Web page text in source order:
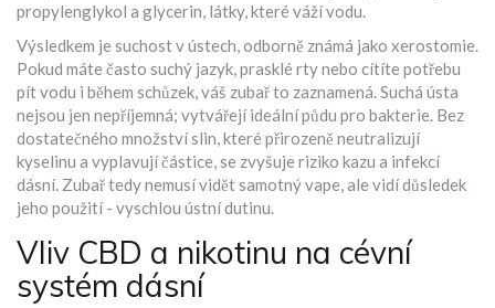
propylenglykol a glycerin, látky, které váží vodu.
Výsledkem je suchost v ústech, odborně známá jako xerostomie.
Pokud máte často suchý jazyk, prasklé rty nebo cítíte potřebu
pít vodu i během schůzek, váš zubař to zaznamená. Suchá ústa
nejsou jen nepříjemná; vytvářejí ideální půdu pro bakterie. Bez
dostatečného množství slin, které přirozeně neutralizují
kyselinu a vyplavují částice, se zvyšuje riziko kazu a infekcí
dásní. Zubař tedy nemusí vidět samotný vape, ale vidí důsledek
jeho použití - vyschlou ústní dutinu.
Vliv CBD a nikotinu na cévní
systém dásní